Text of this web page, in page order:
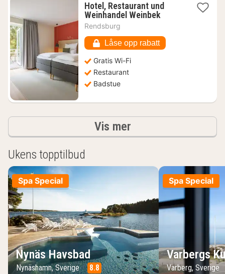
Hotel, Restaurant und
Weinhandel Weinbek1
1214
kr.
Rendsburg
Låse opp rabatt
Gratis Wi-Fi
Restaurant
Badstue
Vis merResultater
Ukens topptilbud
Spa Special
Nynäs Havsbad
Nynäshamn, Sverige 8.8
Spa Special
Varbergs
Varberg, Sverige